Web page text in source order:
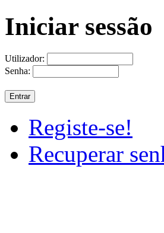
Iniciar sessão
Utilizador:
Senha:
Registe-se!
Recuperar